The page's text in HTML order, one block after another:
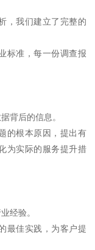
，我们建立了完整的
标准，每一份调查报
背后的信息。
的根本原因，提出有
为实际的服务提升措
经验。
最佳实践，为客户提